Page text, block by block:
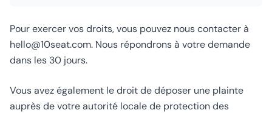
Pour exercer vos droits, vous pouvez nous contacter à
hello@10seat.com. Nous répondrons à votre demande
dans les 30 jours.
Vous avez également le droit de déposer une plainte
auprès de votre autorité locale de protection des